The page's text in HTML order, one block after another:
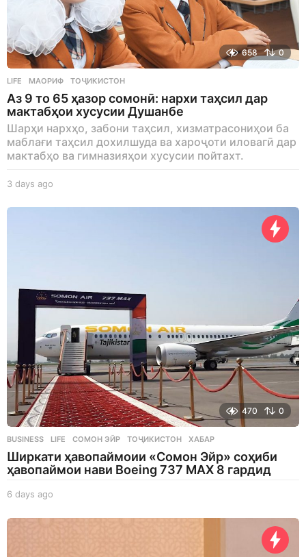
658 0
LIFE МАОРИФ ,ТОҶИКИСТОН
Аз 9 то 65 ҳазор сомонӣ: нархи таҳсил дар
мактабҳои хусусии Душанбе
Шарҳи нархҳо, забони таҳсил, хизматрасониҳои ба
маблағи таҳсил дохилшуда ва хароҷоти иловагӣ дар
мактабҳо ва гимназияҳои хусусии пойтахт.
3 days ago
a
470 0
BUSINESS ,LIFE СОМОН ЭЙР ,ТОҶИКИСТОН ,ХАБАР
Ширкати ҳавопаймоии «Сомон Эйр» соҳиби
ҳавопаймои нави Boeing 737 MAX 8 гардид
6 days ago
a